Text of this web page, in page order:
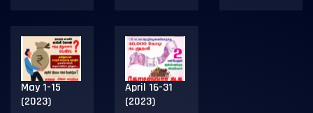
May 1-15
(2023)
April 16-31
(2023)